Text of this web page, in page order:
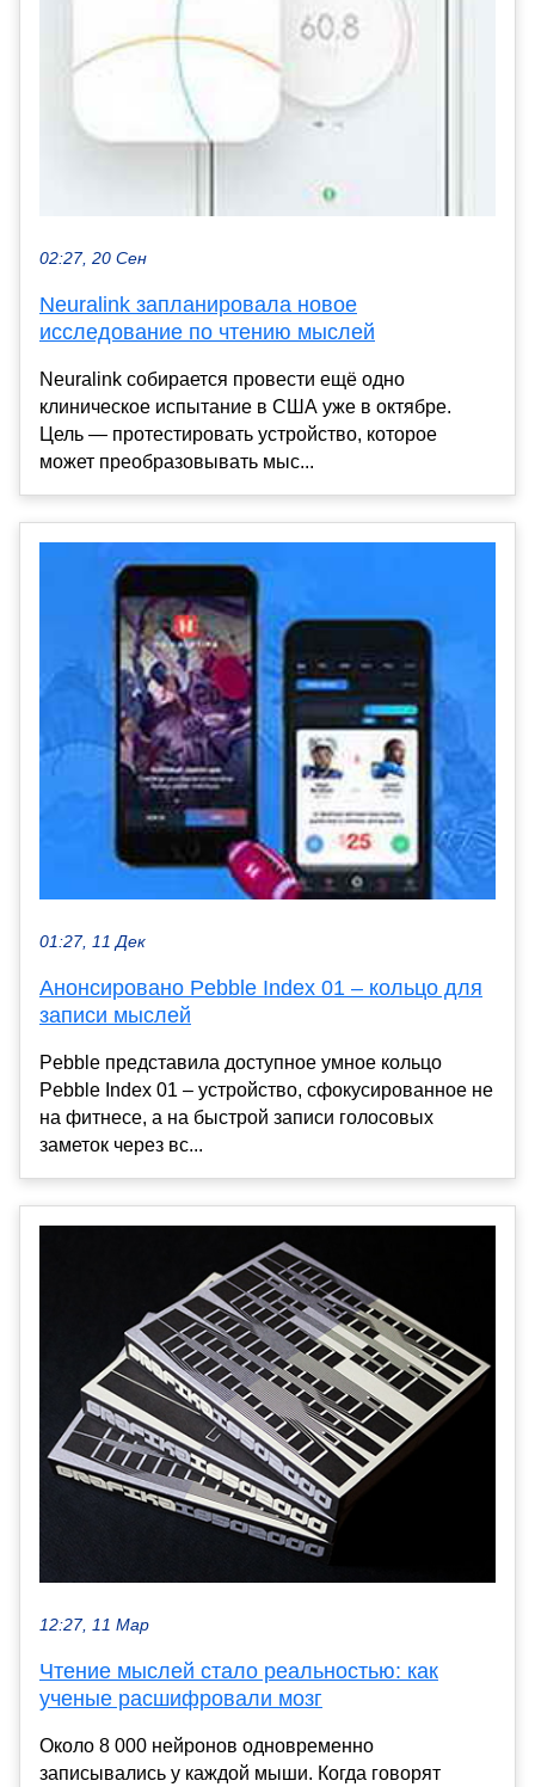
02:27, 20 Сен
Neuralink запланировала новое
исследование по чтению мыслей
Neuralink собирается провести ещё одно
клиническое испытание в США уже в октябре.
Цель — протестировать устройство, которое
может преобразовывать мыс...
01:27, 11 Дек
Анонсировано Pebble Index 01 – кольцо для
записи мыслей
Pebble представила доступное умное кольцо
Pebble Index 01 – устройство, сфокусированное не
на фитнесе, а на быстрой записи голосовых
заметок через вс...
12:27, 11 Мар
Чтение мыслей стало реальностью: как
ученые расшифровали мозг
Около 8 000 нейронов одновременно
записывались у каждой мыши. Когда говорят